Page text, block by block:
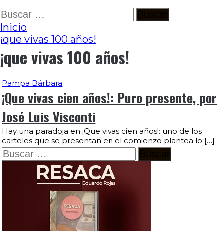
Ir
al
contenido
Buscar:
Inicio
¡que vivas 100 años!
¡que vivas 100 años!
Pampa Bárbara
¡Que vivas cien años!: Puro presente, por
José Luis Visconti
Hay una paradoja en ¡Que vivas cien años!: uno de los
carteles que se presentan en el comienzo plantea lo […]
Buscar: